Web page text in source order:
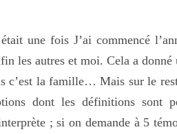
une fois J’ai commencé
les autres et moi. Cela a
c’est la famille… Mais sur le
dont les définitions sont
; si on demande à 5